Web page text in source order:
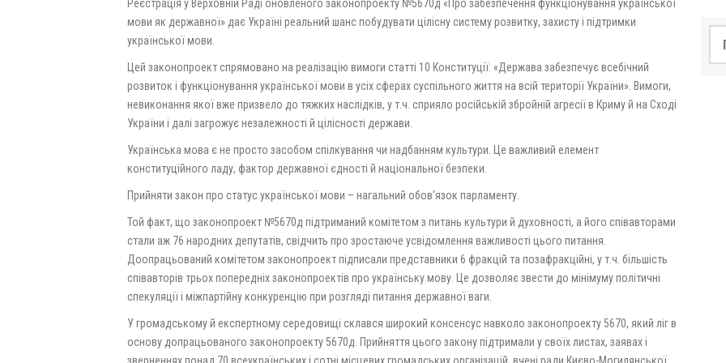
Реєстрація у Верховній Раді оновленого законопроекту №5670д «Про забезпечення функціонування української
мови як державної» дає Україні реальний шанс побудувати цілісну систему розвитку, захисту і підтримки
української мови.
Цей законопроект спрямовано на реалізацію вимоги статті 10 Конституції: «Держава забезпечує всебічний
розвиток і функціонування української мови в усіх сферах суспільного життя на всій території України». Вимоги,
невиконання якої вже призвело до тяжких наслідків, у т.ч. сприяло російській збройній агресії в Криму й на Сході
України і далі загрожує незалежності й цілісності держави.
Українська мова є не просто засобом спілкування чи надбанням культури. Це важливий елемент
конституційного ладу, фактор державної єдності й національної безпеки.
Прийняти закон про статус української мови – нагальний обов’язок парламенту.
Той факт, що законопроект №5670д підтриманий комітетом з питань культури й духовності, а його співавторами
стали аж 76 народних депутатів, свідчить про зростаюче усвідомлення важливості цього питання.
Доопрацьований комітетом законопроект підписали представники 6 фракцій та позафракційні, у т.ч. більшість
співавторів трьох попередніх законопроектів про українську мову. Це дозволяє звести до мінімуму політичні
спекуляції і міжпартійну конкуренцію при розгляді питання державної ваги.
У громадському й експертному середовищі склався широкий консенсус навколо законопроекту 5670, який ліг в
основу допрацьованого законопроекту 5670д. Прийняття цього закону підтримали у своїх листах, заявах і